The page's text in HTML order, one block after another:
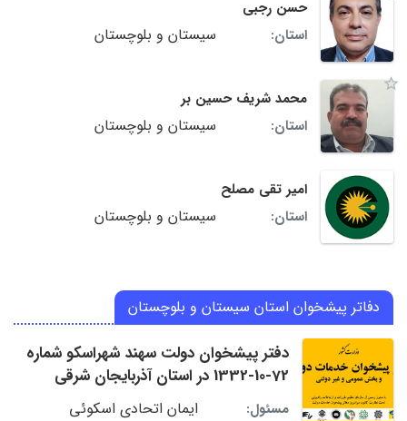
حسن رجبی
استان:
سیستان و بلوچستان
محمد شریف حسین بر
استان:
سیستان و بلوچستان
امیر تقی مصلح
استان:
سیستان و بلوچستان
دفاتر پیشخوان استان سیستان و بلوچستان
دفتر پیشخوان دولت سهند شهراسکو شماره
72-10-1332 در استان آذربایجان شرقی
مسئول: ایمان اتحادی اسکوئی